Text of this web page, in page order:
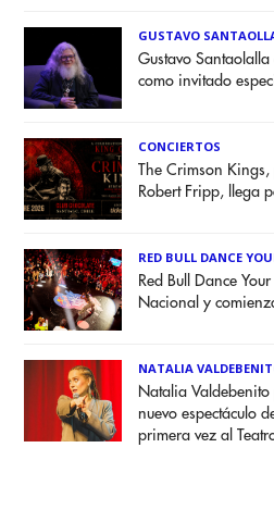
GUSTAVO
Gustavo
como invitado
CONCIERTOS
The Crimson
Robert Fripp, llega
RED BULL DANCE
Red Bull Dance
Nacional y
NATALIA
Natalia Valdebenito
nuevo espectáculo
primera vez al